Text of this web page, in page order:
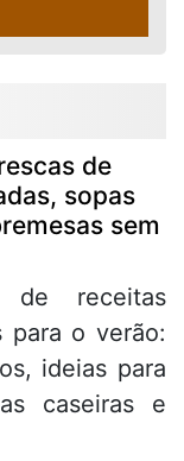
de
sopas
sem
de receitas
para o verão:
ideias para
caseiras e